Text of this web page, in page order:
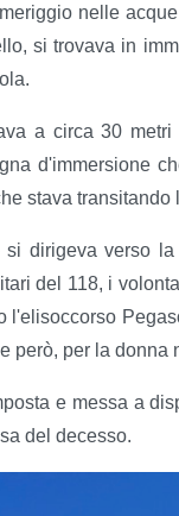
nelle
si trovava in
a circa 30
d'immersione
stava
si dirigeva verso
del 118, i
l'elisoccorso
però, per la donna
e messa a
del decesso.